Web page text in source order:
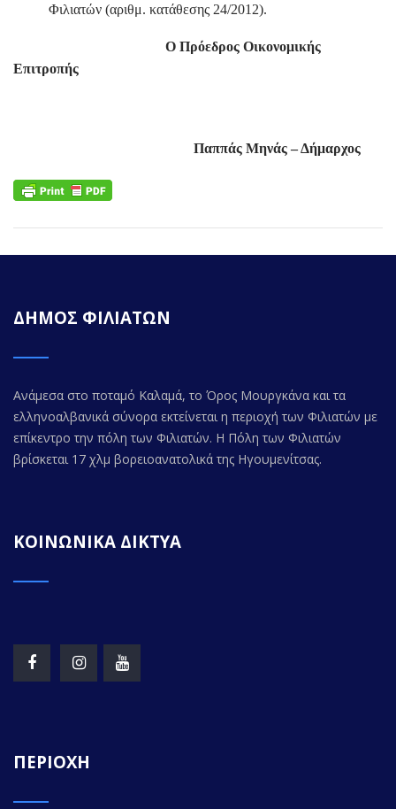
Φιλιατών (αριθμ. κατάθεσης 24/2012).
Ο Πρόεδρος Οικονομικής
Επιτροπής
Παππάς Μηνάς – Δήμαρχος
ΔΗΜΟΣ ΦΙΛΙΑΤΩΝ
Ανάμεσα στο ποταμό Καλαμά, το Όρος Μουργκάνα και τα
ελληνοαλβανικά σύνορα εκτείνεται η περιοχή των Φιλιατών με
επίκεντρο την πόλη των Φιλιατών. Η Πόλη των Φιλιατών
βρίσκεται 17 χλμ βορειοανατολικά της Ηγουμενίτσας.
ΚΟΙΝΩΝΙΚΑ ΔΙΚΤΥΑ
ΠΕΡΙΟΧΗ